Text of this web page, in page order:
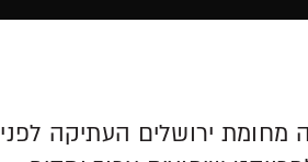
מחומת ירושלים העתיקה לפני